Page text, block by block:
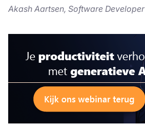
Akash Aartsen, Software Developer